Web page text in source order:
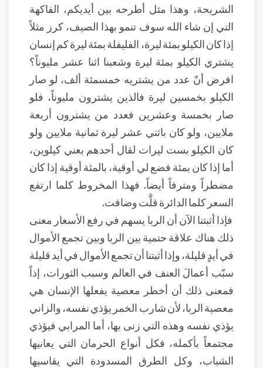
الشريحة، وهذا مثل أطرحه بين أيديكم، الفاكهة
التي إن شاء الله سوف تنمو بهذا الصيف، كرز مثلاً
إذا كان الكيلو بمئة ليرة، الفليفلة بمئة ليرة كم إنسان
يشتري الكيلو بمئة ليرة وشعبنا اثنا عشر مليوناً؟
افرض أنّ عدد من يشتريه خمسمئة ألف، لو صار
الكيلو بخمسين ليرة فالذين يشترون مليوناً، فلو
صار بخمسة وعشرين فعدد من يشترون أربعة
ملايين، ولو كان باثني عشر ليرة ثمانية ملايين ولو
كان الكيلو بست ليرات لقال أحدهم بعني كيلوين،
أما إذا كان بمئة فضع لي أوقية، بالمئة أوقية إذا كان
مضطراً ومترفاً أيضاً. فهذا المخروط كلما ارتفع
السعر كلما الدائرة قلَّت وضاقت.
فإذا أثبتنا الآن أن الربا يسهم في رفع الأسعار معنى
ذلك هناك علاقة حتمية بين الربا وبين تجمع الأموال
في أيدٍ قليلة، وإذا أثبتنا أن تجمع الأموال في أيد قليلة
سبّب أعمالَ العنف في العالم وسبب الثورات، إذاً
فمعنى ذلك أن أخطر معصية يفعلها الإنسان هي
معصية الربا، لأن شارب الخمر يؤذي نفسه، والزاني
يؤذي نفسه وهذه التي زنى بها، أما المرابي فيؤذي
مجتمعاً بأكمله، فكل أنواع الحرمان التي يعانيها
الشباب، وكل الطرق المسدودة التي يقاسيها